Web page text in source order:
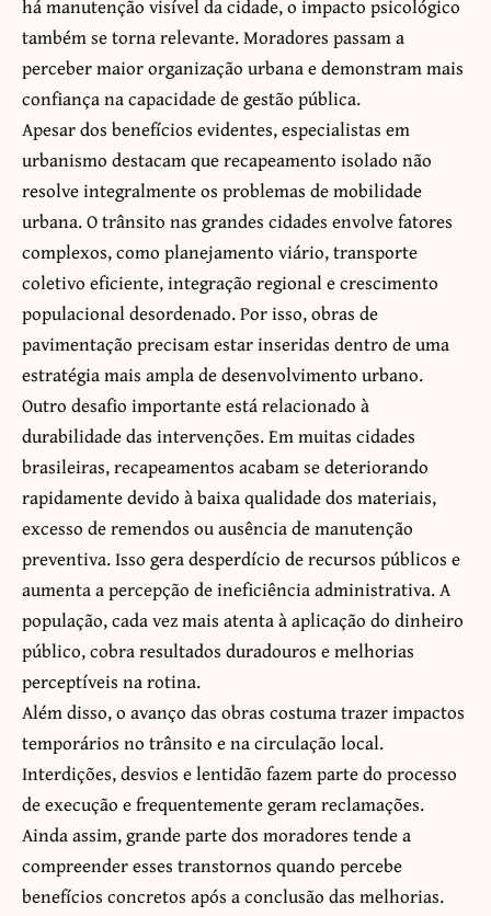
há manutenção visível da cidade, o impacto psicológico
também se torna relevante. Moradores passam a
perceber maior organização urbana e demonstram mais
confiança na capacidade de gestão pública.
Apesar dos benefícios evidentes, especialistas em
urbanismo destacam que recapeamento isolado não
resolve integralmente os problemas de mobilidade
urbana. O trânsito nas grandes cidades envolve fatores
complexos, como planejamento viário, transporte
coletivo eficiente, integração regional e crescimento
populacional desordenado. Por isso, obras de
pavimentação precisam estar inseridas dentro de uma
estratégia mais ampla de desenvolvimento urbano.
Outro desafio importante está relacionado à
durabilidade das intervenções. Em muitas cidades
brasileiras, recapeamentos acabam se deteriorando
rapidamente devido à baixa qualidade dos materiais,
excesso de remendos ou ausência de manutenção
preventiva. Isso gera desperdício de recursos públicos e
aumenta a percepção de ineficiência administrativa. A
população, cada vez mais atenta à aplicação do dinheiro
público, cobra resultados duradouros e melhorias
perceptíveis na rotina.
Além disso, o avanço das obras costuma trazer impactos
temporários no trânsito e na circulação local.
Interdições, desvios e lentidão fazem parte do processo
de execução e frequentemente geram reclamações.
Ainda assim, grande parte dos moradores tende a
compreender esses transtornos quando percebe
benefícios concretos após a conclusão das melhorias.